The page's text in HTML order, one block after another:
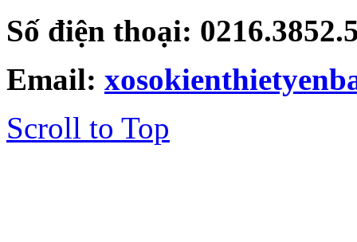
Số điện thoại:
Email:
Scroll to Top